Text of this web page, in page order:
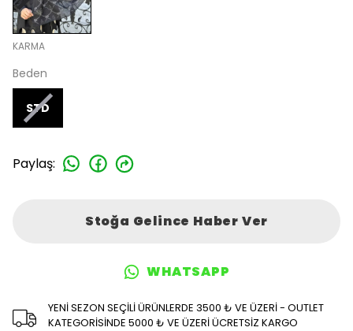
KARMA
Beden
STD
Paylaş:
Stoğa Gelince Haber Ver
WHATSAPP
YENİ SEZON SEÇİLİ ÜRÜNLERDE 3500 ₺ VE ÜZERİ - OUTLET
KATEGORİSİNDE 5000 ₺ VE ÜZERİ ÜCRETSİZ KARGO